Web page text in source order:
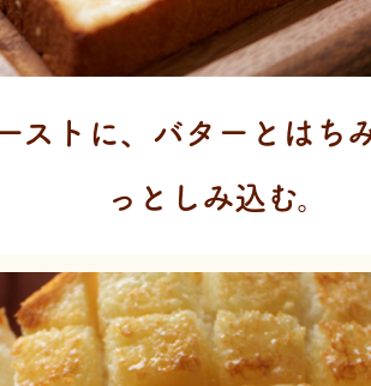
ストに、 バターとはち
っとしみ込む。